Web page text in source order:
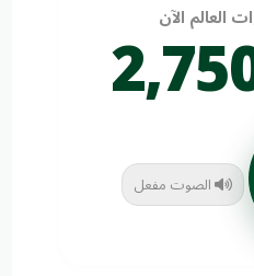
العالم الآن
الصوت مفعل